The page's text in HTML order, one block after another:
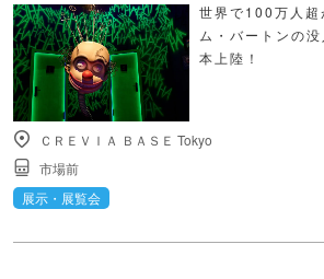
世界で100万人超
ム・バートンの
本上陸！
ＣＲＥＶＩＡ ＢＡＳＥ Tokyo
市場前
展示・展覧会